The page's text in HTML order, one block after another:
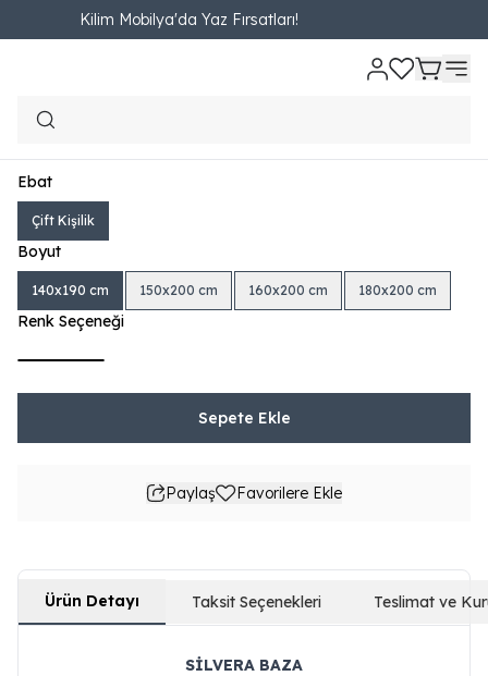
Kilim Mobilya'da Yaz Fırsatları!
Ana Sayfa YATAK VE BAZALAR Baza Silvera Baza
₺ 16,890.00
Ebat
Çift Kişilik
Boyut
140x190 cm 150x200 cm 160x200 cm 180x200 cm
Renk Seçeneği
Sepete Ekle
Paylaş Favorilere Ekle
Ürün Detayı Taksit Seçenekleri Teslimat ve
SİLVERA BAZA